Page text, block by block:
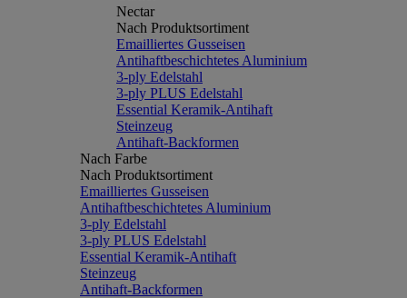
Nectar
Nach Produktsortiment
Emailliertes Gusseisen
Antihaftbeschichtetes Aluminium
3-ply Edelstahl
3-ply PLUS Edelstahl
Essential Keramik-Antihaft
Steinzeug
Antihaft-Backformen
Nach Farbe
Nach Produktsortiment
Emailliertes Gusseisen
Antihaftbeschichtetes Aluminium
3-ply Edelstahl
3-ply PLUS Edelstahl
Essential Keramik-Antihaft
Steinzeug
Antihaft-Backformen